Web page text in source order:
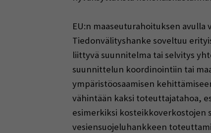
EU:n maaseuturahoituksen
Tiedonvälityshanke soveltuu
liittyvä suunnitelma tai selvitys
suunnittelun koordinointiin tai
ympäristöosaamisen
vähintään kaksi toteuttajatahoa,
esimerkiksi kosteikkoverkostojen
vesiensuojeluhankkeen